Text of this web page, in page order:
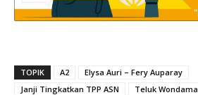
TOPIK A2
Elysa Auri – Fery Auparay
Janji Tingkatkan TPP ASN
Teluk Wondama